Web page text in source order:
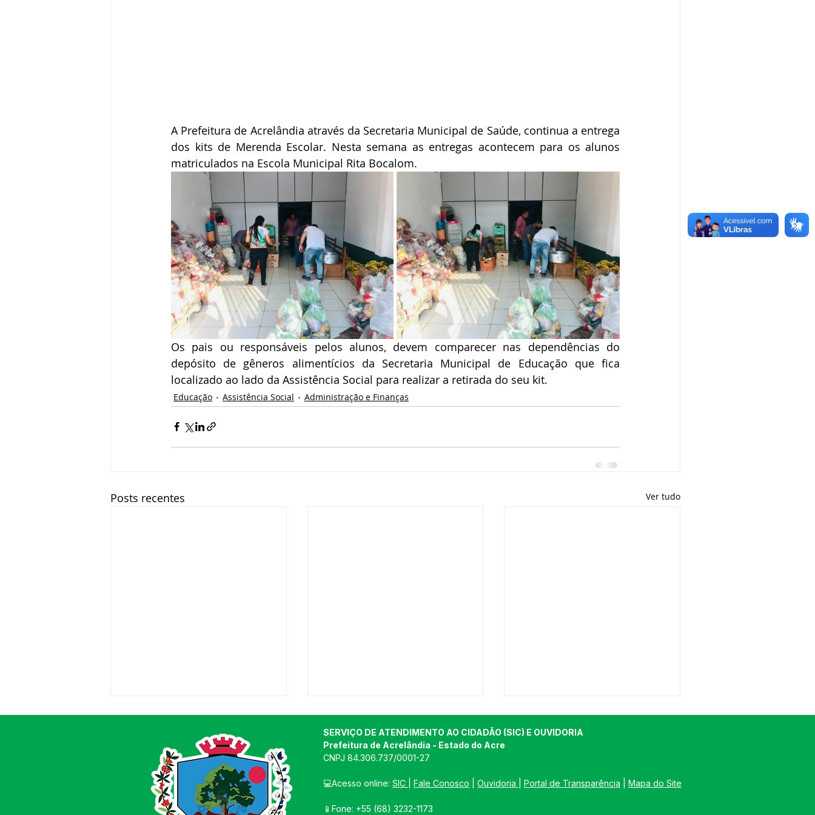
A Prefeitura de Acrelândia através da Secretaria Municipal de Saúde, continua a entrega
dos kits de Merenda Escolar. Nesta semana as entregas acontecem para os alunos
matriculados na Escola Municipal Rita Bocalom.
Os pais ou responsáveis pelos alunos, devem comparecer nas dependências do
depósito de gêneros alimentícios da Secretaria Municipal de Educação que fica
localizado ao lado da Assistência Social para realizar a retirada do seu kit.
Educação Assistência Social Administração e Finanças
Posts recentes Ver tudo
SERVIÇO DE ATENDIMENTO AO CIDADÃO (SIC) E OUVIDORIA
Prefeitura de Acrelândia - Estado do Acre
CNPJ 84.306.737/0001-27
💻Acesso online: SIC Fale Conosco Ouvidoria Portal de Transparência Mapa do Site
📱Fone: +55 (68) 3232-1173